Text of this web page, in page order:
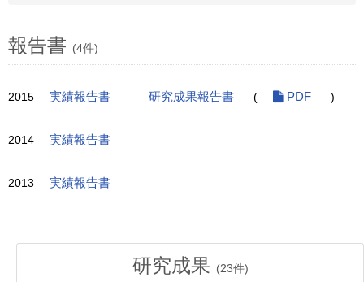
報告書 (4件)
2015 実績報告書 研究成果報告書 ( PDF )
2014 実績報告書
2013 実績報告書
研究成果 (23件)